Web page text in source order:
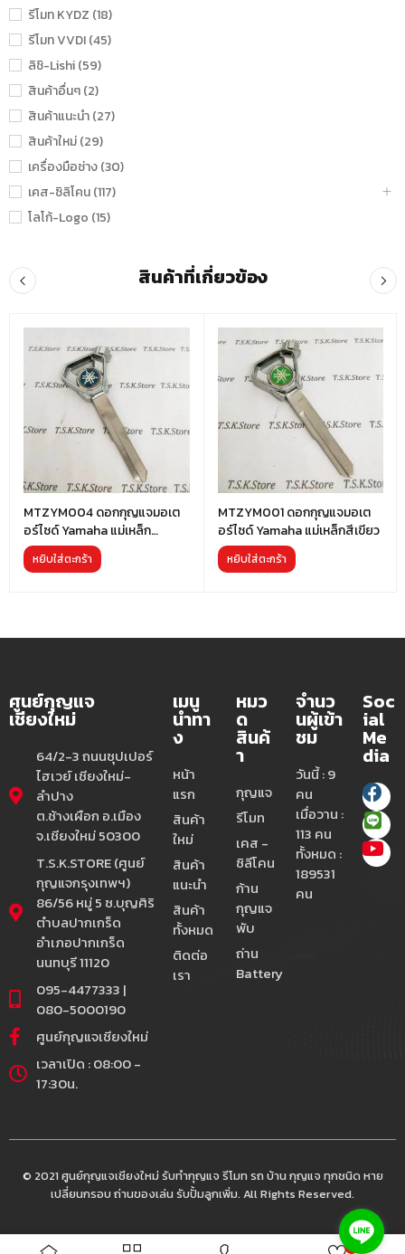
0
รีโมท KYDZ (18)
รีโมท VVDI (45)
ลิชิ-Lishi (59)
สินค้าอื่นๆ (2)
สินค้าแนะนำ (27)
สินค้าใหม่ (29)
เครื่องมือช่าง (30)
เคส-ซิลิโคน (117)
โลโก้-Logo (15)
สินค้าที่เกี่ยวข้อง
MTZYM004 ดอกกุญแจมอเต
อร์ไซด์ Yamaha แม่เหล็ก
สีน้ำเงิน
หยิบใส่ตะกร้า
MTZYM001 ดอกกุญแจมอเต
อร์ไซด์ Yamaha แม่เหล็กสีเขียว
หยิบใส่ตะกร้า
ศูนย์กุญแจ
เชียงใหม่
64/2-3 ถนนซุปเปอร์
ไฮเวย์ เชียงใหม่-
ลำปาง
ต.ช้างเผือก อ.เมือง
จ.เชียงใหม่ 50300
T.S.K.STORE (ศูนย์
กุญแจกรุงเทพฯ)
86/56 หมู่ 5 ซ.บุญศิริ
ตำบลปากเกร็ด
อำเภอปากเกร็ด
นนทบุรี 11120
095-4477333 |
080-5000190
ศูนย์กุญแจเชียงใหม่
เวลาเปิด : 08:00 -
17:30น.
เมนู
นำทา
ง
หน้า
แรก
สินค้า
ใหม่
สินค้า
แนะนำ
สินค้า
ทั้งหมด
ติดต่อ
เรา
หมว
ด
สินค้
า
กุญแจ
รีโมท
เคส -
ซิลีโคน
ก้าน
กุญแจ
พับ
ถ่าน
Battery
จำนว
นผู้เข้า
ชม
วันนี้ : 9
คน
เมื่อวาน :
113 คน
ทั้งหมด :
189531
คน
Soc
ial
Me
dia
© 2021 ศูนย์กุญแจเชียงใหม่ รับทำกุญแจ รีโมท รถ บ้าน กุญแจ ทุกชนิด หาย
เปลี่ยนกรอบ ถ่านของเล่น รับปั้มลูกเพิ่ม. All Rights Reserved.